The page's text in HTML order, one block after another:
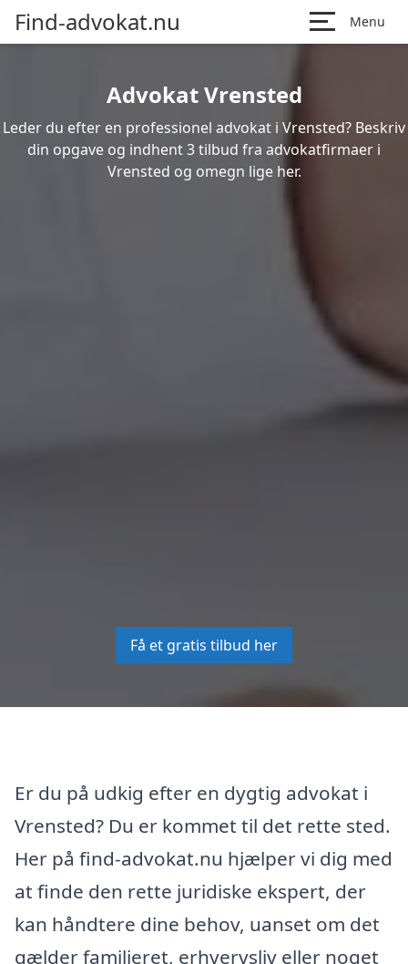
Find-advokat.nu Menu
Advokat Vrensted
Leder du efter en professionel advokat i Vrensted? Beskriv
din opgave og indhent 3 tilbud fra advokatfirmaer i
Vrensted og omegn lige her.
Få et gratis tilbud her
Er du på udkig efter en dygtig advokat i
Vrensted? Du er kommet til det rette sted.
Her på find-advokat.nu hjælper vi dig med
at finde den rette juridiske ekspert, der
kan håndtere dine behov, uanset om det
gælder familieret, erhvervsliv eller noget